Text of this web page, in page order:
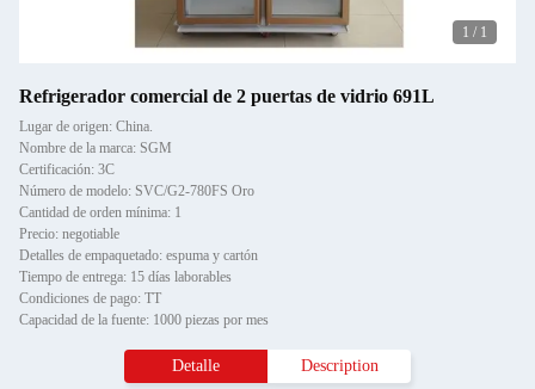
1 / 1
Refrigerador comercial de 2 puertas de vidrio 691L
Lugar de origen: China.
Nombre de la marca: SGM
Certificación: 3C
Número de modelo: SVC/G2-780FS Oro
Cantidad de orden mínima: 1
Precio: negotiable
Detalles de empaquetado: espuma y cartón
Tiempo de entrega: 15 días laborables
Condiciones de pago: TT
Capacidad de la fuente: 1000 piezas por mes
Detalle Description